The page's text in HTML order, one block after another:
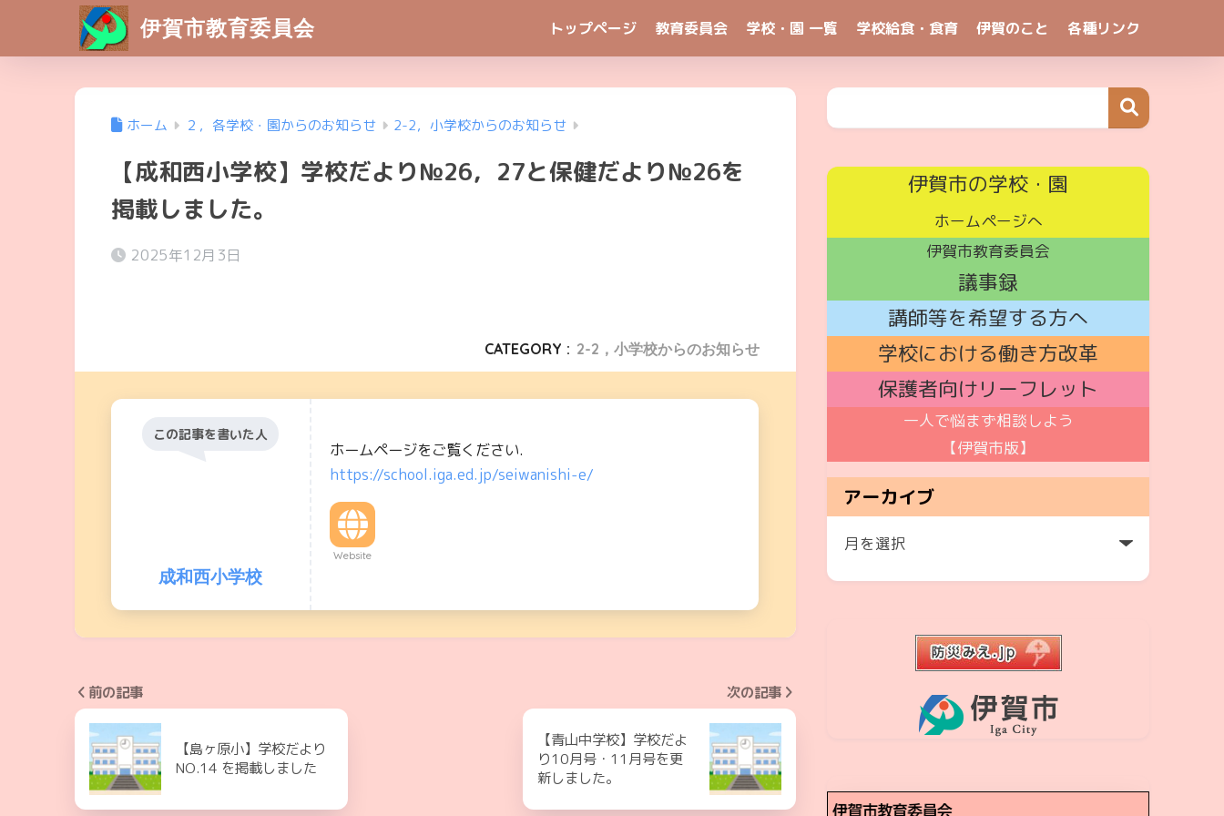
伊賀市教育委員会 トップページ 教育委員会 学校・園 一覧 学校給食・食育 伊賀のこと 各種リンク
ホーム ２，各学校・園からのお知らせ 2-2，小学校からのお知らせ
【成和西小学校】学校だより№26，27と保健だより№26を
掲載しました。
2025年12月3日
CATEGORY : 2-2，小学校からのお知らせ
この記事を書いた人
成和西小学校
ホームページをご覧ください.
https://school.iga.ed.jp/seiwanishi-e/
Website
前の記事
【島ヶ原小】学校だより
NO.14 を掲載しました
次の記事
【青山中学校】学校だよ
り10月号・11月号を更
新しました。
伊賀市の学校・園
ホームページへ
伊賀市教育委員会
議事録
講師等を希望する方へ
学校における働き方改革
保護者向けリーフレット
一人で悩まず相談しよう
【伊賀市版】
アーカイブ
ア